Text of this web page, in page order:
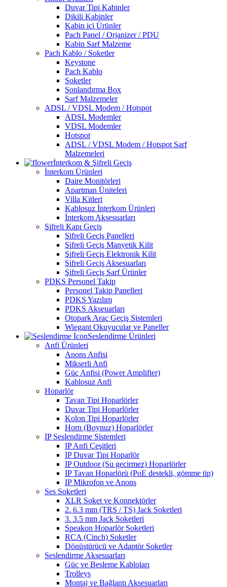
Duvar Tipi Kabinler
Dikili Kabinler
Kabin içi Ürünler
Pach Panel / Orjanizer / PDU
Kabin Sarf Malzeme
Pach Kablo / Soketler
Keystone
Pach Kablo
Soketler
Sonlandırma Box
Sarf Malzemeler
ADSL / VDSL Modem / Hotspot
ADSL Modemler
VDSL Modemler
Hotspot
ADSL / VDSL Modem / Hotspot Sarf
Malzemeleri
İnterkom & Şifreli Geçiş
İnterkom Ürünleri
Daire Monitörleri
Apartman Üniteleri
Villa Kitleri
Kablosuz İnterkom Ürünleri
İnterkom Aksesuarları
Şifreli Kapı Geçiş
Şifreli Geçiş Panelleri
Şifreli Geçiş Manyetik Kilit
Şifreli Geçiş Elektronik Kilit
Şifreli Geçiş Aksesuarları
Şifreli Geçiş Sarf Ürünler
PDKS Personel Takip
Personel Takip Panelleri
PDKS Yazılım
PDKS Akseuarları
Otopark Araç Geçiş Sistemleri
Wiegant Okuyucular ve Paneller
Seslendirme Ürünleri
Anfi Ürünleri
Anons Anfisi
Mikserli Anfi
Güç Anfisi (Power Amplifier)
Kablosuz Anfi
Hoparlör
Tavan Tipi Hoparlörler
Duvar Tipi Hoparlörler
Kolon Tipi Hoparlörler
Horn (Boynuz) Hoparlörler
IP Seslendirme Sistemleri
IP Anfi Çeşitleri
IP Duvar Tipi Hoparlör
IP Outdoor (Su geçirmez) Hoparlörler
IP Tavan Hoparlörü (PoE destekli, gömme tip)
IP Mikrofon ve Anons
Ses Soketleri
XLR Soket ve Konnektörler
2. 6.3 mm (TRS / TS) Jack Soketleri
3. 3.5 mm Jack Soketleri
Speakon Hoparlör Soketleri
RCA (Cinch) Soketler
Dönüştürücü ve Adaptör Soketler
Seslendirme Aksesuarları
Güç ve Besleme Kabloları
Trolleys
Montaj ve Bağlantı Aksesuarları